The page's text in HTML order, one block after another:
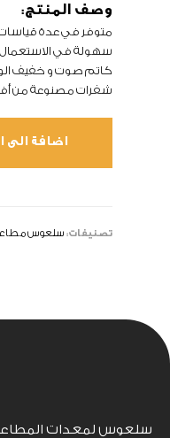
وصف المنتج:
متوفر في عدة
سهولة في الاستعمال
كاتم صوت و خفيف
شفرات مصنوعة من
اضافة الى
تصنيفات: سلعوس
سلعوس لمعدات